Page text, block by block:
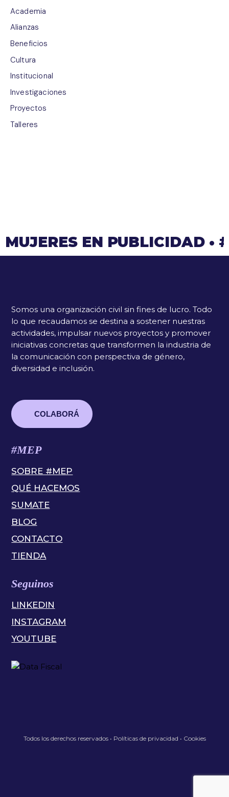
Academia
Alianzas
Beneficios
Cultura
Institucional
Investigaciones
Proyectos
Talleres
MUJERES EN PUBLICIDAD •
Somos una organización civil sin fines de lucro. Todo
lo que recaudamos se destina a sostener nuestras
actividades, impulsar nuevos proyectos y promover
iniciativas concretas que transformen la industria de
la comunicación con perspectiva de género,
diversidad e inclusión.
COLABORÁ
#MEP
SOBRE #MEP
QUÉ HACEMOS
SUMATE
BLOG
CONTACTO
TIENDA
Seguinos
LINKEDIN
INSTAGRAM
YOUTUBE
Todos los derechos reservados • Políticas de privacidad • Cookies